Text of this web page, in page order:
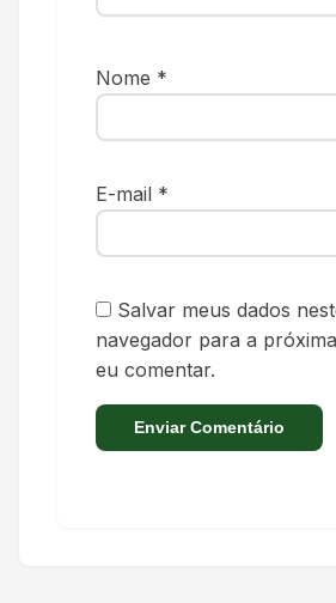
Nome *
E-mail *
Salvar meus dados
navegador para a
eu comentar.